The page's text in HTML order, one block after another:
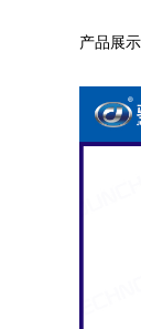
管
产品展示